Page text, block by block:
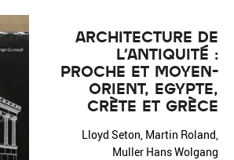
ARCHITECTURE DE
L'ANTIQUITÉ :
PROCHE ET MOYEN-
ORIENT, EGYPTE,
CRÈTE ET GRÈCE
Lloyd Seton, Martin Roland,
Muller Hans Wolgang